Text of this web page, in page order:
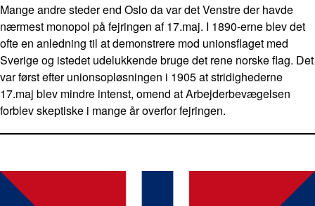
Mange andre steder end Oslo da var det Venstre der havde
nærmest monopol på fejringen af 17.maj. I 1890-erne blev det
ofte en anledning til at demonstrere mod unionsflaget med
Sverige og istedet udelukkende bruge det rene norske flag. Det
var først efter unionsopløsningen i 1905 at stridighederne
17.maj blev mindre intenst, omend at Arbejderbevægelsen
forblev skeptiske i mange år overfor fejringen.